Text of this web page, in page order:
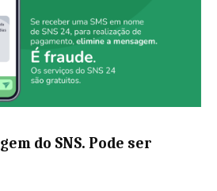
do SNS. Pode ser